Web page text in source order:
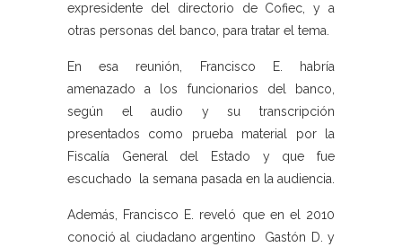
expresidente del directorio de Cofiec, y a
otras personas del banco, para tratar el tema.
En esa reunión, Francisco E. habría
amenazado a los funcionarios del banco,
según el audio y su transcripción
presentados como prueba material por la
Fiscalía General del Estado y que fue
escuchado la semana pasada en la audiencia.
Además, Francisco E. reveló que en el 2010
conoció al ciudadano argentino Gastón D. y